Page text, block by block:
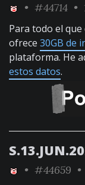
• #44714 •
Para todo el
ofrece 30GB de
plataforma. He
estos datos.
• #44659